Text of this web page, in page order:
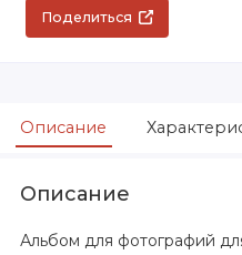
Поделиться
Описание
Описание
Альбом для фотографий